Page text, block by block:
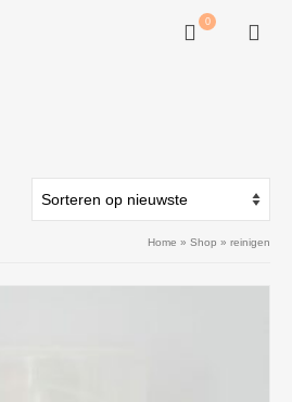
0
Home » Shop » reinigen